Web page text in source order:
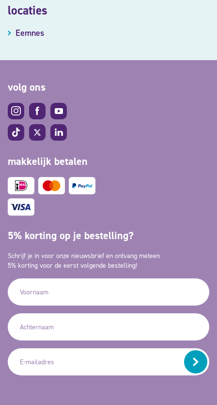
locaties
Eemnes
volg ons
makkelijk betalen
5% korting op je bestelling?
Schrijf je in voor onze nieuwsbrief en ontvang meteen
5% korting voor de eerst volgende bestelling!